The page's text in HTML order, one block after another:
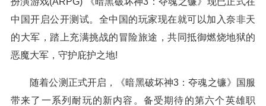
中国开启公开测试。全中国的玩家现在就可以加入奈非天
的大军，踏上充满挑战的冒险旅途，共同抵御燃烧地狱的
恶魔大军，守护庇护之地!
随着公测正式开启，《暗黑破坏神3：夺魂之镰》国服
带来了一系列耐玩的新内容。备受期待的第六个英雄职